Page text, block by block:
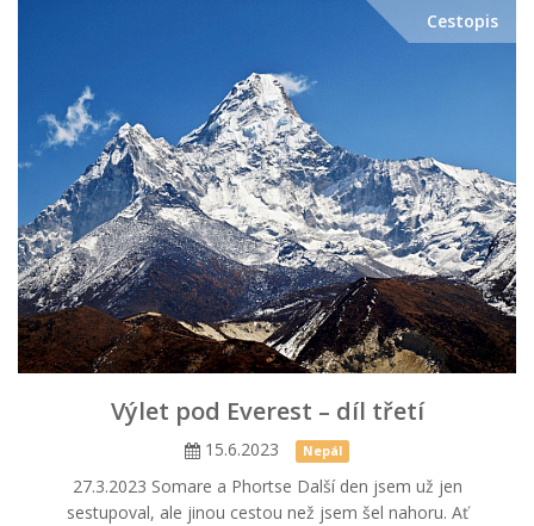
Cestopis
Výlet pod Everest – díl třetí
15.6.2023 Nepál
27.3.2023 Somare a Phortse Další den jsem už jen
sestupoval, ale jinou cestou než jsem šel nahoru. Ať